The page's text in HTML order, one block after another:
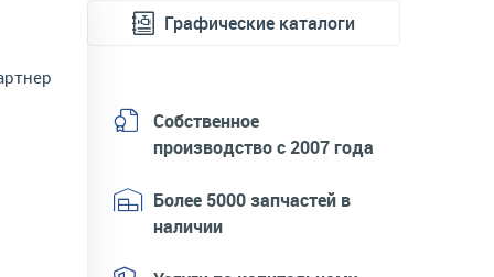
Графические каталоги
Собственное
производство с 2007 года
Более 5000 запчастей в
наличии